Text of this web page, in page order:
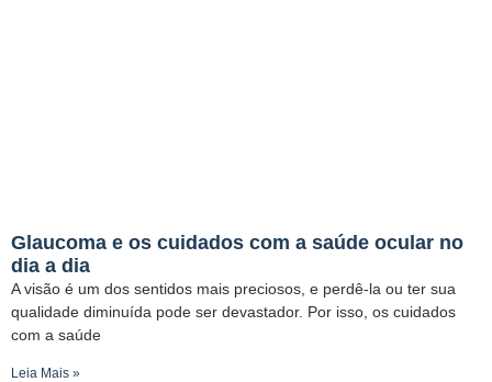
Glaucoma e os cuidados com a saúde ocular no
dia a dia
A visão é um dos sentidos mais preciosos, e perdê-la ou ter sua
qualidade diminuída pode ser devastador. Por isso, os cuidados
com a saúde
Leia Mais »